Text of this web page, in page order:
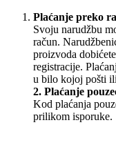
Plaćanje preko
Svoju narudžbu
račun.
proizvoda
registracije.
u bilo kojoj pošti
2. Plaćanje
Kod plaćanja
prilikom isporuke.